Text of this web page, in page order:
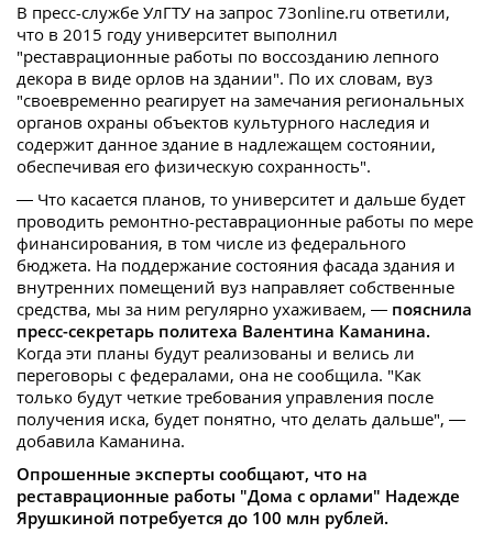
В пресс-службе УлГТУ на запрос 73online.ru ответили,
что в 2015 году университет выполнил
"реставрационные работы по воссозданию лепного
декора в виде орлов на здании". По их словам, вуз
"своевременно реагирует на замечания региональных
органов охраны объектов культурного наследия и
содержит данное здание в надлежащем состоянии,
обеспечивая его физическую сохранность".
— Что касается планов, то университет и дальше будет
проводить ремонтно-реставрационные работы по мере
финансирования, в том числе из федерального
бюджета. На поддержание состояния фасада здания и
внутренних помещений вуз направляет собственные
средства, мы за ним регулярно ухаживаем, — пояснила
пресс-секретарь политеха Валентина Каманина.
Когда эти планы будут реализованы и велись ли
переговоры с федералами, она не сообщила. "Как
только будут четкие требования управления после
получения иска, будет понятно, что делать дальше", —
добавила Каманина.
Опрошенные эксперты сообщают, что на
реставрационные работы "Дома с орлами" Надежде
Ярушкиной потребуется до 100 млн рублей.